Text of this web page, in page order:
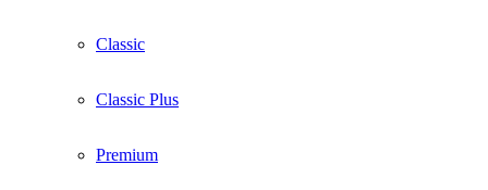
Classic
Classic Plus
Premium